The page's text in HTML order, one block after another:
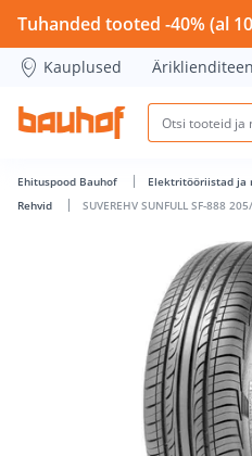
SUVEREHV SUNFULL SF-888
Tuhanded tooted -40% (al
Kauplused
Ehituspood Bauhof Elektritööriistad ja
Rehvid
SUVEREHV SUNFULL SF-888